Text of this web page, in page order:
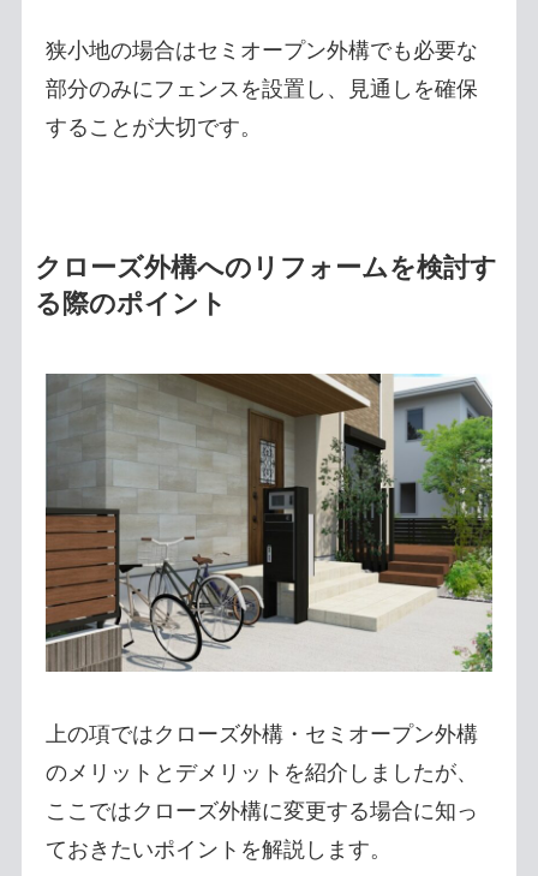
狭小地の場合はセミオープン外構でも必要な
部分のみにフェンスを設置し、見通しを確保
することが大切です。
クローズ外構へのリフォームを検討す
る際のポイント
上の項ではクローズ外構・セミオープン外構
のメリットとデメリットを紹介しましたが、
ここではクローズ外構に変更する場合に知っ
ておきたいポイントを解説します。